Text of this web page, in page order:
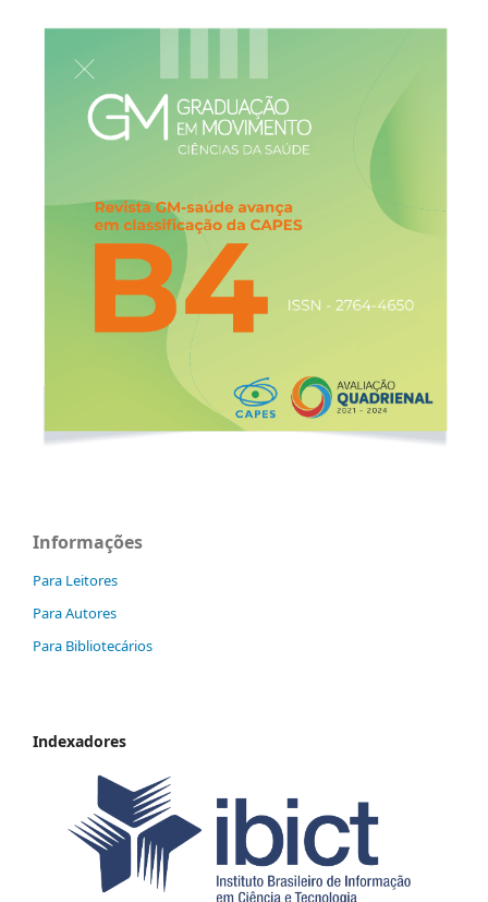
Informações
Para Leitores
Para Autores
Para Bibliotecários
Indexadores